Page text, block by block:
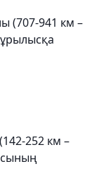
(707-941 км –
252 км –